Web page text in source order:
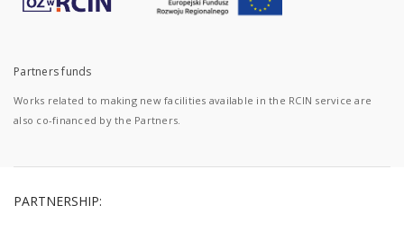
Partners funds
Works related to making new facilities available in the RCIN service are
also co-financed by the Partners.
PARTNERSHIP: